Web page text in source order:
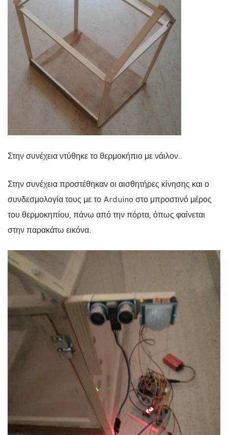
Στην συνέχεια ντύθηκε το θερμοκήπιο με νάιλον.
Στην συνέχεια προστέθηκαν οι αισθητήρες κίνησης και ο
συνδεσμολογία τους με το Arduino στο μπροστινό μέρος
του θερμοκηπίου, πάνω από την πόρτα, όπως φαίνεται
στην παρακάτω εικόνα.